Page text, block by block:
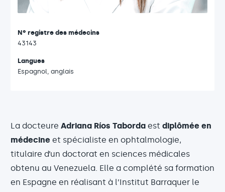
Nº registre des médecins
43143
Langues
Espagnol, anglais
La docteure Adriana Ríos Taborda est diplômée en
médecine et spécialiste en ophtalmologie,
titulaire d’un doctorat en sciences médicales
obtenu au Venezuela. Elle a complété sa formation
en Espagne en réalisant à l’Institut Barraquer le